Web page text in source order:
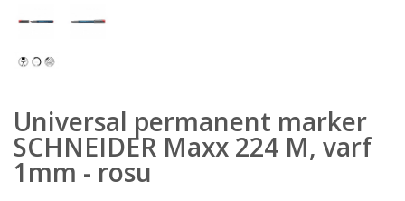
Universal permanent marker
SCHNEIDER Maxx 224 M, varf
1mm - rosu